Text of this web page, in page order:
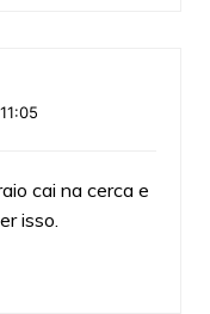
cai na cerca e
isso.